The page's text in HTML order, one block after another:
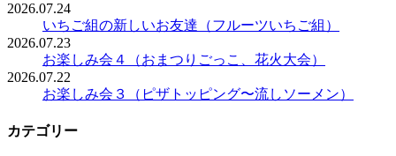
2026.07.24
いちご組の新しいお友達（フルーツいちご組）
2026.07.23
お楽しみ会４（おまつりごっこ、花火大会）
2026.07.22
お楽しみ会３（ピザトッピング〜流しソーメン）
カテゴリー